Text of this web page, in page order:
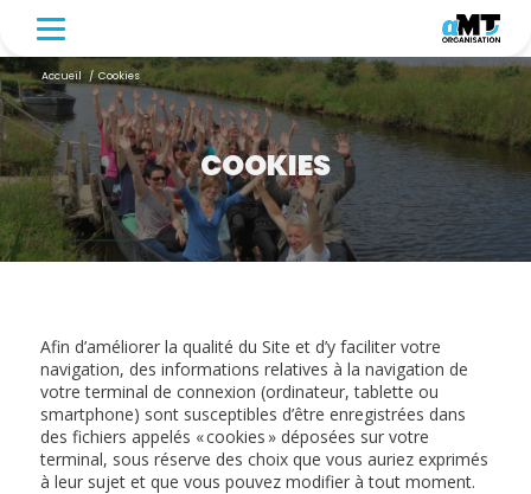
Accueil / Cookies
COOKIES
Afin d’améliorer la qualité du Site et d’y faciliter votre
navigation, des informations relatives à la navigation de
votre terminal de connexion (ordinateur, tablette ou
smartphone) sont susceptibles d’être enregistrées dans
des fichiers appelés « cookies » déposées sur votre
terminal, sous réserve des choix que vous auriez exprimés
à leur sujet et que vous pouvez modifier à tout moment.